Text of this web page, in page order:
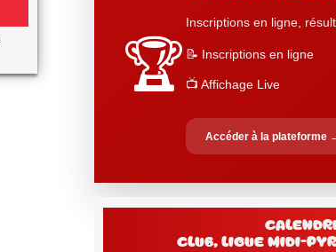
🏆
Inscriptions en ligne,
📝 Inscriptions en ligne
📺 Affichage Live
Accéder à la plateforme
club, Ligue Midi-